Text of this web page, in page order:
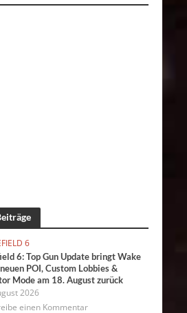
6
6: Top Gun Update bringt Wake
neuen POI, Custom Lobbies &
Mode am 18. August zurück
2026
einen Kommentar